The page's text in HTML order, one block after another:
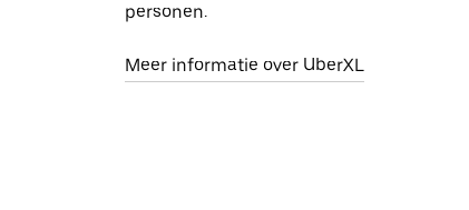
personen.
Meer informatie over UberXL